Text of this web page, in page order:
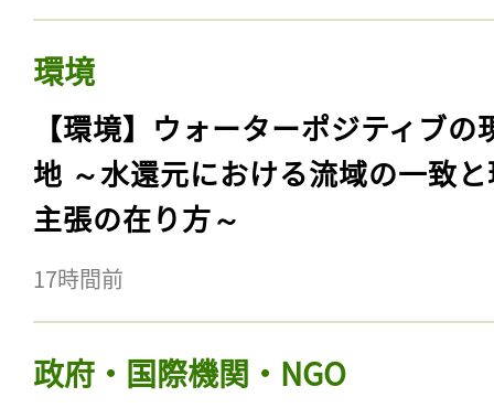
環境
【環境】ウォーターポジティブの
地 ～水還元における流域の一致
主張の在り方～
17時間前
政府・国際機関・NGO